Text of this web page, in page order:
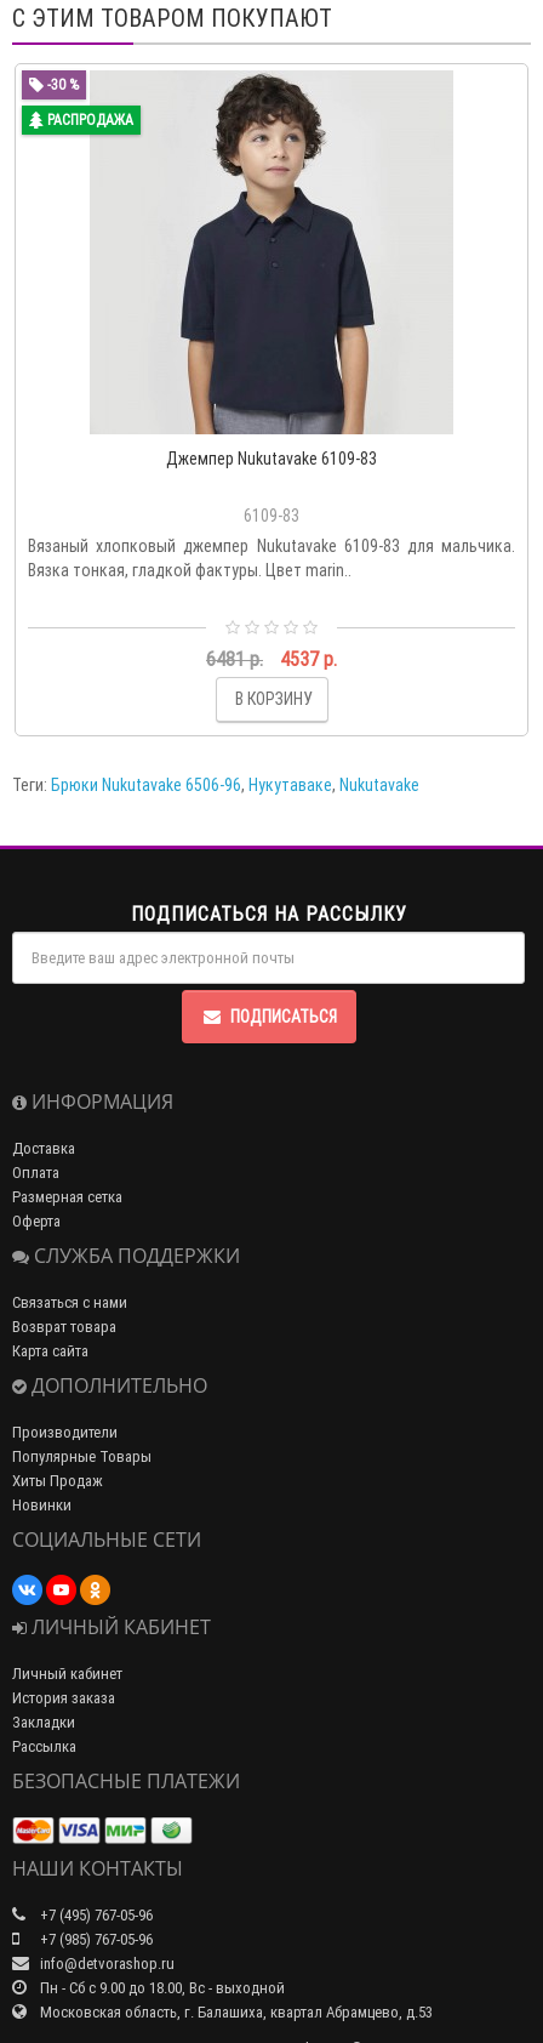
С ЭТИМ ТОВАРОМ ПОКУПАЮТ
-30 %
РАСПРОДАЖА
Джемпер Nukutavake 6109-83
6109-83
Вязаный хлопковый джемпер Nukutavake 6109-83 для мальчика.
Вязка тонкая, гладкой фактуры. Цвет marin..
6481 р. 4537 р.
В КОРЗИНУ
Теги: Брюки Nukutavake 6506-96, Нукутаваке, Nukutavake
ПОДПИСАТЬСЯ НА РАССЫЛКУ
ПОДПИСАТЬСЯ
ИНФОРМАЦИЯ
Доставка
Оплата
Размерная сетка
Оферта
СЛУЖБА ПОДДЕРЖКИ
Связаться с нами
Возврат товара
Карта сайта
ДОПОЛНИТЕЛЬНО
Производители
Популярные Товары
Хиты Продаж
Новинки
СОЦИАЛЬНЫЕ СЕТИ
ЛИЧНЫЙ КАБИНЕТ
Личный кабинет
История заказа
Закладки
Рассылка
БЕЗОПАСНЫЕ ПЛАТЕЖИ
НАШИ КОНТАКТЫ
+7 (495) 767-05-96
+7 (985) 767-05-96
info@detvorashop.ru
Пн - Сб с 9.00 до 18.00, Вс - выходной
Московская область, г. Балашиха, квартал Абрамцево, д.53